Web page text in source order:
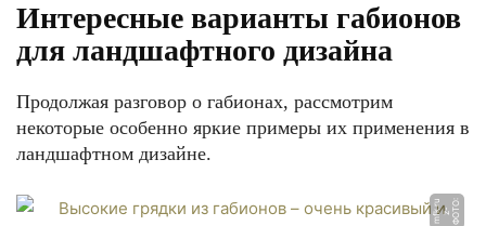
Интересные варианты габионов
для ландшафтного дизайна
Продолжая разговор о габионах, рассмотрим
некоторые особенно яркие примеры их применения в
ландшафтном дизайне.
Ф
О
Т О:
z
- m
f
k. r
u